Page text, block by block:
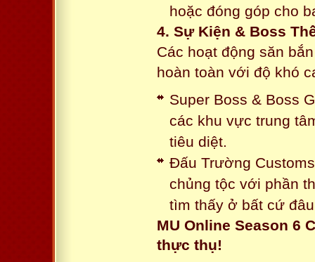
hoặc đóng góp cho
4. Sự Kiện & Boss
Các hoạt động săn
hoàn toàn với độ khó
Super Boss & Boss
các khu vực trung
tiêu diệt.
Đấu Trường
chủng tộc với phần
tìm thấy ở bất cứ
MU Online Season 6
thực thụ!